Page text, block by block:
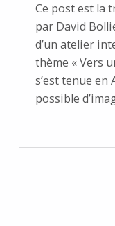
Ce post est la
par David
d’un atelier
thème « Vers
s’est tenue en
possible